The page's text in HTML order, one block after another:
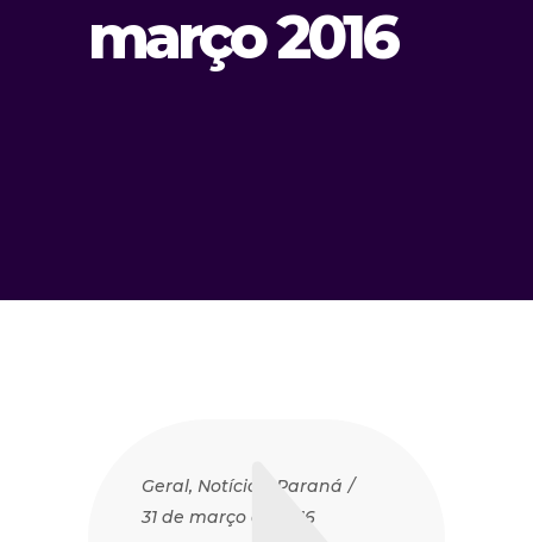
março 2016
Geral, Notícias
Paraná
31 de março de 2016